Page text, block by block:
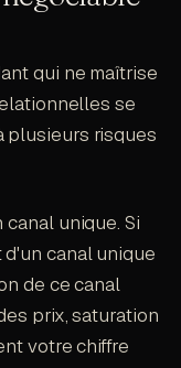
qui ne maîtrise
se
plusieurs risques
unique. Si
canal unique
de ce canal
prix, saturation
votre chiffre